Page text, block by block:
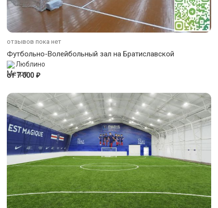
отзывов пока нет
Футбольно-Волейбольный зал на Братиславской
Люблино
от 7 000 ₽